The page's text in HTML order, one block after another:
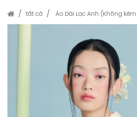
MIỄN PHÍ VẬN CHUYỂN CHO
HỖ TRỢ ĐỔI/TRẢ TRONG
TÍCH ĐIỂM 5% CHO MỌI
tất cả Áo Dài Lạc Anh (Không